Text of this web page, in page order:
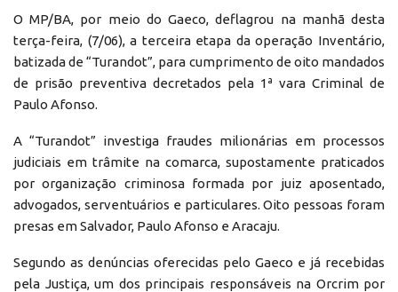
O MP/BA, por meio do Gaeco, deflagrou na manhã desta
terça-feira, (7/06), a terceira etapa da operação Inventário,
batizada de “Turandot”, para cumprimento de oito mandados
de prisão preventiva decretados pela 1ª vara Criminal de
Paulo Afonso.
A “Turandot” investiga fraudes milionárias em processos
judiciais em trâmite na comarca, supostamente praticados
por organização criminosa formada por juiz aposentado,
advogados, serventuários e particulares. Oito pessoas foram
presas em Salvador, Paulo Afonso e Aracaju.
Segundo as denúncias oferecidas pelo Gaeco e já recebidas
pela Justiça, um dos principais responsáveis na Orcrim por